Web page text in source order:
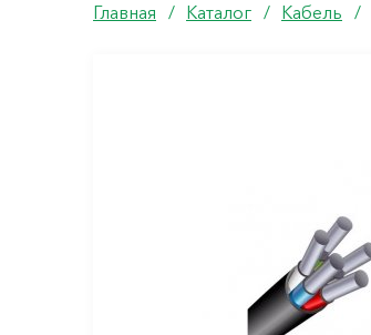
Главная / Каталог / Кабель /